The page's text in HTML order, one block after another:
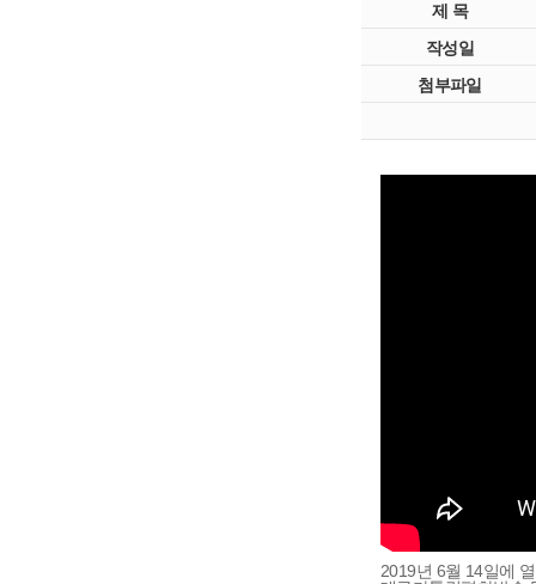
제 목
작성일
첨부파일
2019년 6월 14일에